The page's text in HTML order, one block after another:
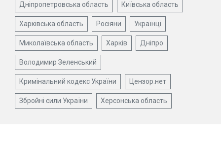
Дніпропетровська область Київська область
Харківська область Росіяни Українці
Миколаївська область Харків Дніпро
Володимир Зеленський
Кримінальний кодекс України Цензор.нет
Збройні сили України Херсонська область